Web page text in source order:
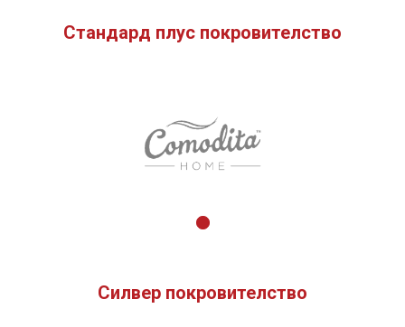
Стандард плус покровителство
Силвер покровителство